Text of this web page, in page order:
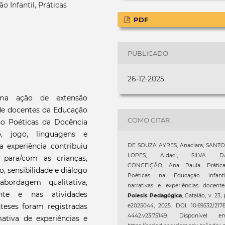
Infantil, Práticas
ação de extensão
docentes da Educação
Poéticas da Docência
jogo, linguagens e
experiência contribuiu
com as crianças,
sensibilidade e diálogo
qualitativa,
e nas atividades
foram registradas
de experiências e
PDF
PUBLICADO
26-12-2025
COMO CITAR
DE SOUZA AYRES, Anaciara;
LOPES, Aldaci; SILVA
CONCEIÇÃO, Ana Paula.
Poéticas na Educação
narrativas e experiências
Poíesis Pedagógica, Catalão, v. 23,
e2025044, 2025. DOI: 10.69532/
4442.v23.75149. Disponível